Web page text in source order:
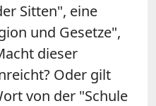
Sitten", eine
und Gesetze",
dieser
Oder gilt
von der "Schule